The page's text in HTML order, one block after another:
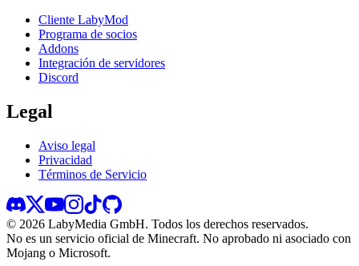
Cliente LabyMod
Programa de socios
Addons
Integración de servidores
Discord
Legal
Aviso legal
Privacidad
Términos de Servicio
© 2026 LabyMedia GmbH. Todos los derechos reservados.
No es un servicio oficial de Minecraft. No aprobado ni asociado con
Mojang o Microsoft.